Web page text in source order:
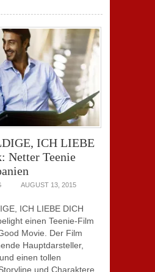
ICH LIEBE
Netter Teenie
AUGUST 13, 2015
ICH LIEBE DICH
einen Teenie-Film
Movie. Der Film
Hauptdarsteller,
einen tollen
und Charaktere